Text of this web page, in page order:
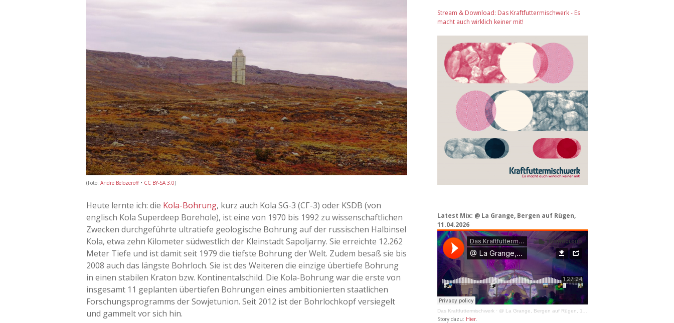
(Foto: Andre Belozeroff • CC BY-SA 3.0)
Heute lernte ich: die Kola-Bohrung, kurz auch Kola SG-3 (СГ-3) oder KSDB (von
englisch Kola Superdeep Borehole), ist eine von 1970 bis 1992 zu wissenschaftlichen
Zwecken durchgeführte ultratiefe geologische Bohrung auf der russischen Halbinsel
Kola, etwa zehn Kilometer südwestlich der Kleinstadt Sapoljarny. Sie erreichte 12.262
Meter Tiefe und ist damit seit 1979 die tiefste Bohrung der Welt. Zudem besaß sie bis
2008 auch das längste Bohrloch. Sie ist des Weiteren die einzige übertiefe Bohrung
in einen stabilen Kraton bzw. Kontinentalschild. Die Kola-Bohrung war die erste von
insgesamt 11 geplanten übertiefen Bohrungen eines ambitionierten staatlichen
Forschungsprogramms der Sowjetunion. Seit 2012 ist der Bohrlochkopf versiegelt
und gammelt vor sich hin.
Stream & Download: Das Kraftfuttermischwerk - Es
macht auch wirklich keiner mit!
Latest Mix: @ La Grange, Bergen auf Rügen,
11.04.2026
Das Kraftfuttermischwerk · @ La Grange, Bergen auf Rügen, 11.04.2026
Story dazu: Hier.